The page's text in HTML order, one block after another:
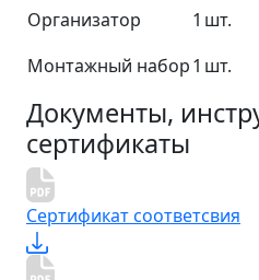
Организатор 1 шт.
Монтажный набор1 шт.
Документы,
сертификаты
Сертификат соответсвия